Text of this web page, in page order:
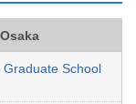
School